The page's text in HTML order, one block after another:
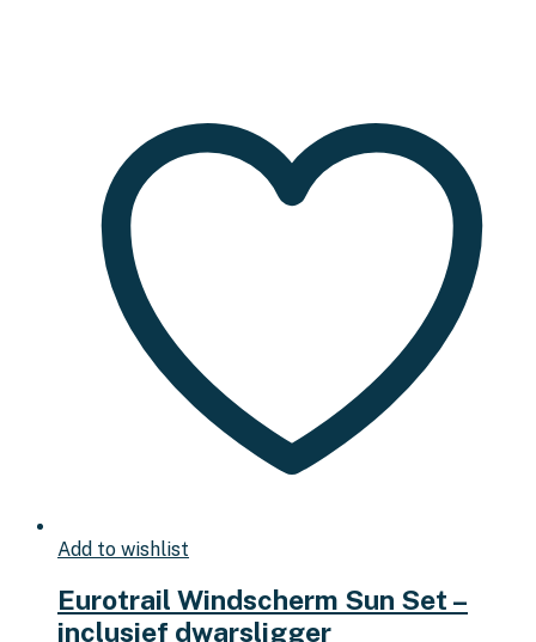
Add to wishlist
Eurotrail Windscherm Sun Set –
inclusief dwarsligger